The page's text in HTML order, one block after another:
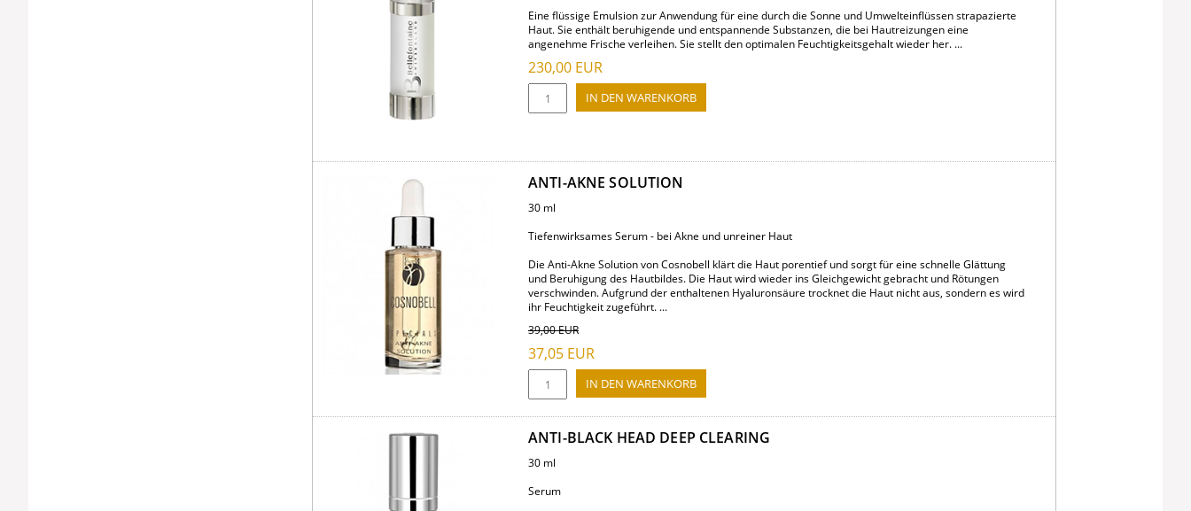
Eine flüssige Emulsion zur Anwendung für eine durch die Sonne und Umwelteinflüssen strapazierte
Haut. Sie enthält beruhigende und entspannende Substanzen, die bei Hautreizungen eine
angenehme Frische verleihen. Sie stellt den optimalen Feuchtigkeitsgehalt wieder her. ...
230,00 EUR
ANTI-AKNE SOLUTION
30 ml
Tiefenwirksames Serum - bei Akne und unreiner Haut
Die Anti-Akne Solution von Cosnobell klärt die Haut porentief und sorgt für eine schnelle Glättung
und Beruhigung des Hautbildes. Die Haut wird wieder ins Gleichgewicht gebracht und Rötungen
verschwinden. Aufgrund der enthaltenen Hyaluronsäure trocknet die Haut nicht aus, sondern es wird
ihr Feuchtigkeit zugeführt. ...
39,00EUR
37,05 EUR
ANTI-BLACK HEAD DEEP CLEARING
30 ml
Serum